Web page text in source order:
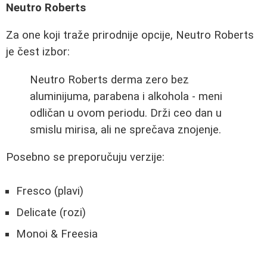
Neutro Roberts
Za one koji traže prirodnije opcije, Neutro Roberts
je čest izbor:
Neutro Roberts derma zero bez
aluminijuma, parabena i alkohola - meni
odličan u ovom periodu. Drži ceo dan u
smislu mirisa, ali ne sprečava znojenje.
Posebno se preporučuju verzije:
Fresco (plavi)
Delicate (rozi)
Monoi & Freesia